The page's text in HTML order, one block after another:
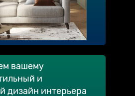
вашему
и
дизайн интерьера